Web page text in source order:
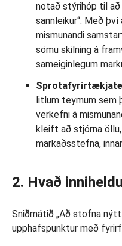
notað stýrihóp til að
sannleikur“. Með
mismunandi
sömu skilning á
sameiginlegum
litlum teymum sem
verkefni á
kleift að stjórna
markaðsstefna,
2. Hvað
Sniðmátið „Að stofna
upphafspunktur með